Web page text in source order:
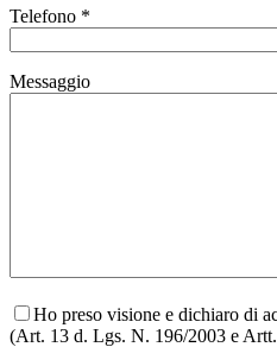
Telefono *
Messaggio
Ho preso visione e dichiaro di
(Art. 13 d. Lgs. N. 196/2003 e